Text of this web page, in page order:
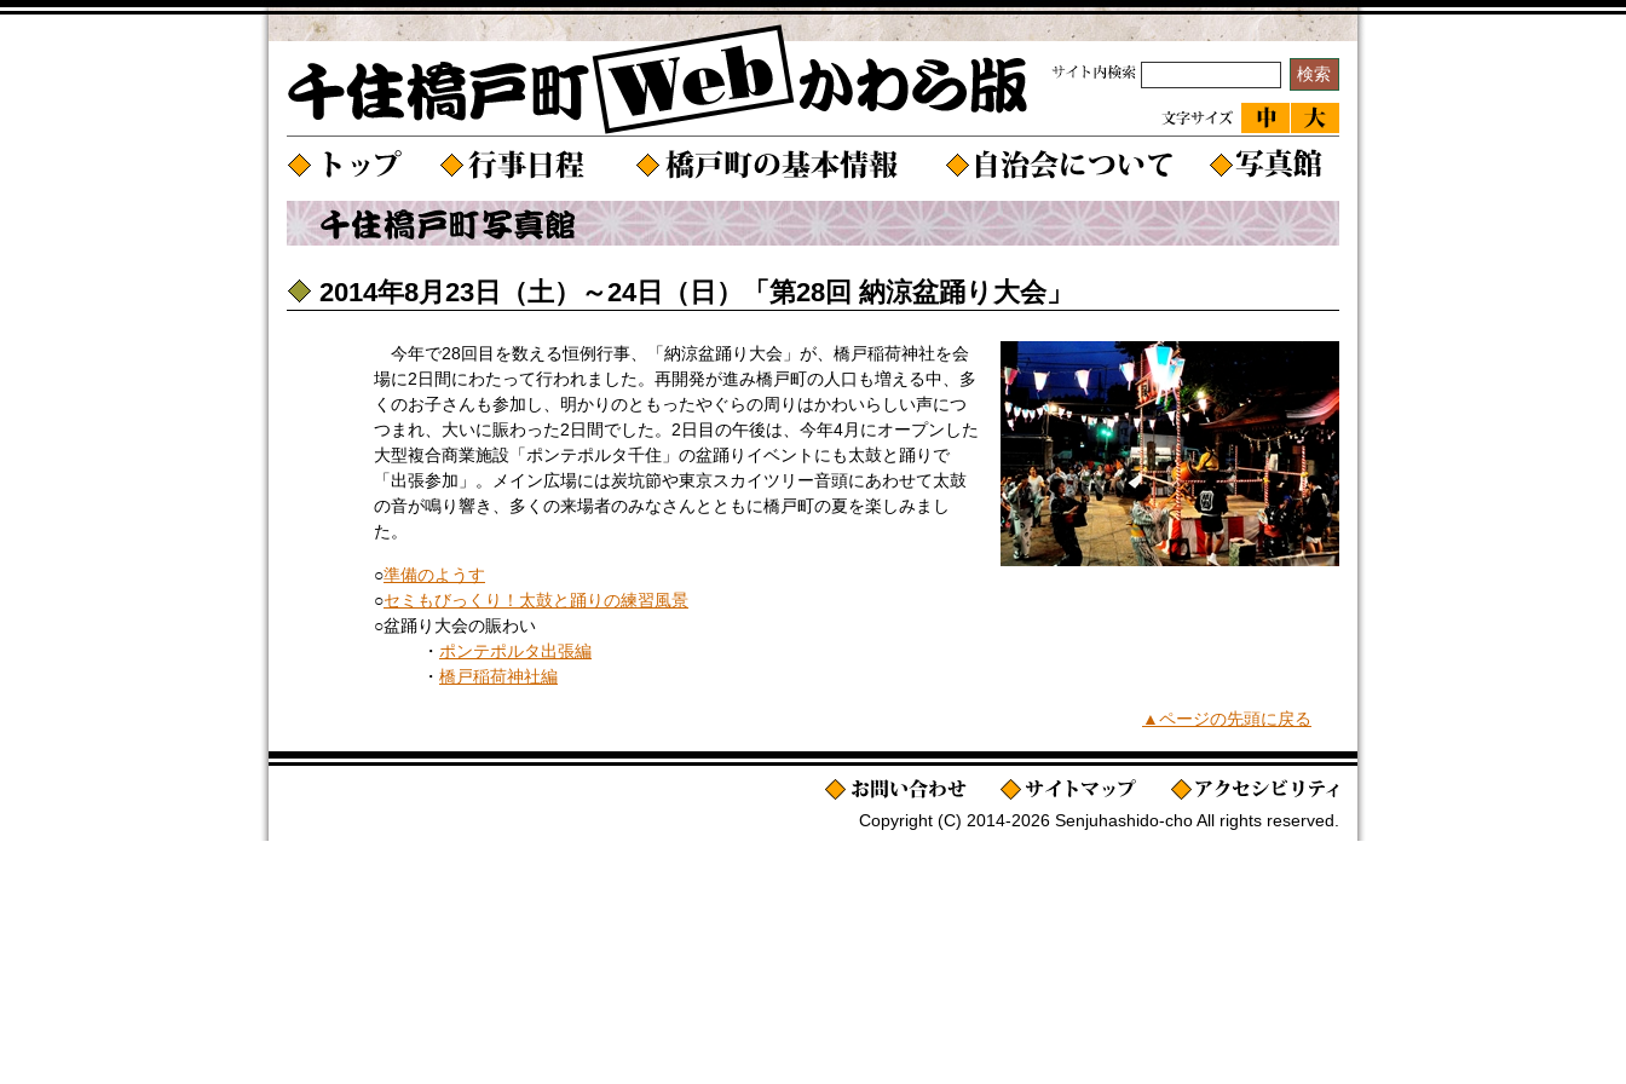
2014年8月23日（土）～24日（日）「第28回 納涼盆踊り大会」
今年で28回目を数える恒例行事、「納涼盆踊り大会」が、橋戸稲荷神社を会
場に2日間にわたって行われました。再開発が進み橋戸町の人口も増える中、多
くのお子さんも参加し、明かりのともったやぐらの周りはかわいらしい声につ
つまれ、大いに賑わった2日間でした。2日目の午後は、今年4月にオープンした
大型複合商業施設「ポンテポルタ千住」の盆踊りイベントにも太鼓と踊りで
「出張参加」。メイン広場には炭坑節や東京スカイツリー音頭にあわせて太鼓
の音が鳴り響き、多くの来場者のみなさんとともに橋戸町の夏を楽しみまし
た。
○準備のようす
○セミもびっくり！太鼓と踊りの練習風景
○盆踊り大会の賑わい
・ ポンテポルタ出張編
・ 橋戸稲荷神社編
▲ページの先頭に戻る
Copyright (C) 2014-2026 Senjuhashido-cho All rights reserved.